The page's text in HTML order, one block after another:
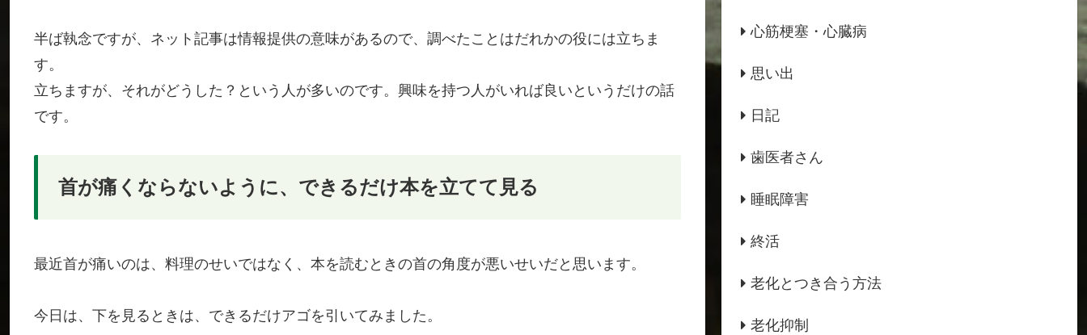
半ば執念ですが、ネット記事は情報提供の意味があるので、調べたことはだれかの役には立ちま
す。
立ちますが、それがどうした？という人が多いのです。興味を持つ人がいれば良いというだけの話
です。
首が痛くならないように、できるだけ本を立てて見る
最近首が痛いのは、料理のせいではなく、本を読むときの首の角度が悪いせいだと思います。
今日は、下を見るときは、できるだけアゴを引いてみました。
心筋梗塞・心臓病
思い出
日記
歯医者さん
睡眠障害
終活
老化とつき合う方法
老化抑制